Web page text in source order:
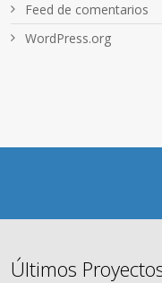
Feed de comentarios
WordPress.org
Últimos